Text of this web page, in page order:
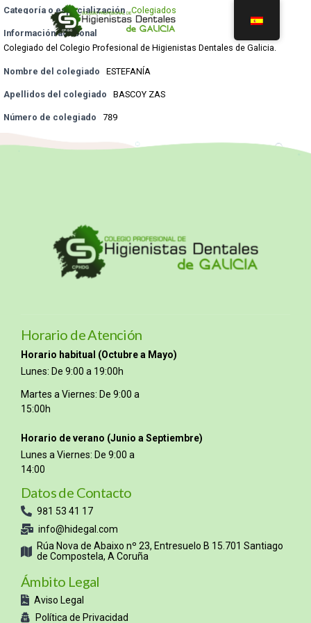
Categoría o especialización Colegiados
Información adicional
Colegiado del Colegio Profesional de Higienistas Dentales de Galicia.
Nombre del colegiado ESTEFANÍA
Apellidos del colegiado BASCOY ZAS
Número de colegiado 789
Horario de Atención
Horario habitual (Octubre a Mayo)
Lunes: De 9:00 a 19:00h
Martes a Viernes: De 9:00 a
15:00h
Horario de verano (Junio a Septiembre)
Lunes a Viernes: De 9:00 a
14:00
Datos de Contacto
981 53 41 17
info@hidegal.com
Rúa Nova de Abaixo nº 23, Entresuelo B 15.701 Santiago
de Compostela, A Coruña
Ámbito Legal
Aviso Legal
Política de Privacidad